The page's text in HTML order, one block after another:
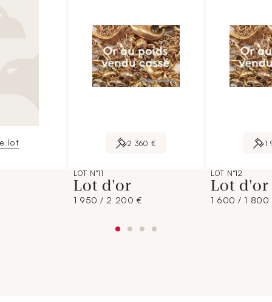
lot 2 360 €
LOT N°11
Lot d'or
1 950 / 2 200 €
1
LOT N°12
Lot d'or
1 600 / 1 800